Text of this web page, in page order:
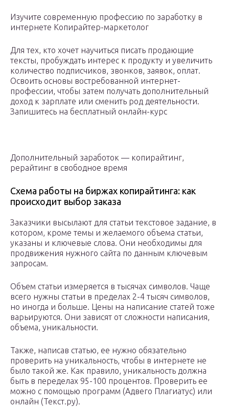
Изучите современную профессию по заработку в
интернете Копирайтер-маркетолог
Для тех, кто хочет научиться писать продающие
тексты, пробуждать интерес к продукту и увеличить
количество подписчиков, звонков, заявок, оплат.
Освоить основы востребованной интернет-
профессии, чтобы затем получать дополнительный
доход к зарплате или сменить род деятельности.
Запишитесь на бесплатный онлайн-курс
Дополнительный заработок — копирайтинг,
рерайтинг в свободное время
Схема работы на биржах копирайтинга: как
происходит выбор заказа
Заказчики высылают для статьи текстовое задание, в
котором, кроме темы и желаемого объема статьи,
указаны и ключевые слова. Они необходимы для
продвижения нужного сайта по данным ключевым
запросам.
Объем статьи измеряется в тысячах символов. Чаще
всего нужны статьи в пределах 2-4 тысяч символов,
но иногда и больше. Цены на написание статей тоже
варьируются. Они зависят от сложности написания,
объема, уникальности.
Также, написав статью, ее нужно обязательно
проверить на уникальность, чтобы в интернете не
было такой же. Как правило, уникальность должна
быть в переделах 95-100 процентов. Проверить ее
можно с помощью программ (Адвего Плагиатус) или
онлайн (Текст.ру).